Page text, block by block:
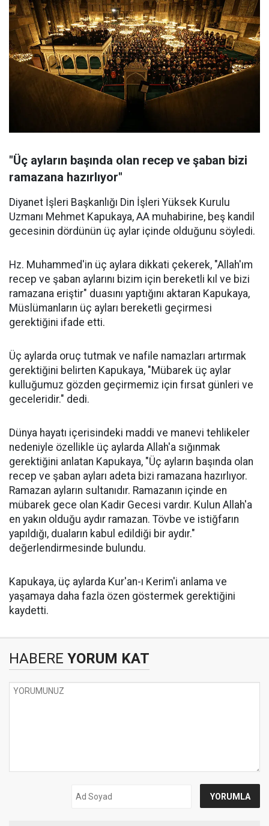
"Üç ayların başında olan recep ve şaban bizi
ramazana hazırlıyor"
Diyanet İşleri Başkanlığı Din İşleri Yüksek Kurulu
Uzmanı Mehmet Kapukaya, AA muhabirine, beş kandil
gecesinin dördünün üç aylar içinde olduğunu söyledi.
Hz. Muhammed'in üç aylara dikkati çekerek, "Allah'ım
recep ve şaban aylarını bizim için bereketli kıl ve bizi
ramazana eriştir" duasını yaptığını aktaran Kapukaya,
Müslümanların üç ayları bereketli geçirmesi
gerektiğini ifade etti.
Üç aylarda oruç tutmak ve nafile namazları artırmak
gerektiğini belirten Kapukaya, "Mübarek üç aylar
kulluğumuz gözden geçirmemiz için fırsat günleri ve
geceleridir." dedi.
Dünya hayatı içerisindeki maddi ve manevi tehlikeler
nedeniyle özellikle üç aylarda Allah'a sığınmak
gerektiğini anlatan Kapukaya, "Üç ayların başında olan
recep ve şaban ayları adeta bizi ramazana hazırlıyor.
Ramazan ayların sultanıdır. Ramazanın içinde en
mübarek gece olan Kadir Gecesi vardır. Kulun Allah'a
en yakın olduğu aydır ramazan. Tövbe ve istiğfarın
yapıldığı, duaların kabul edildiği bir aydır."
değerlendirmesinde bulundu.
Kapukaya, üç aylarda Kur'an-ı Kerim'i anlama ve
yaşamaya daha fazla özen göstermek gerektiğini
kaydetti.
HABERE YORUM KAT